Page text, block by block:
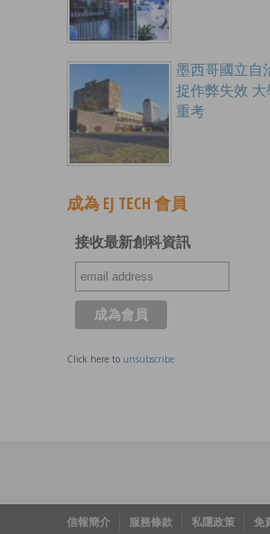
墨西哥國立自
捉作弊失效
重考
成為 EJ TECH 會員
接收最新創科資訊
Click here to unsubscribe
信報簡介 服務條款 私隱政策
免